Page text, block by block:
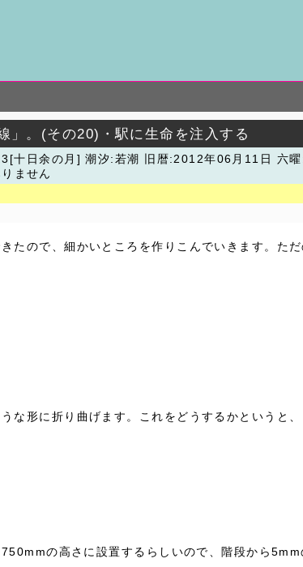
」。(その20)・駅に生命を注入する
十日余の月] 潮汐:若潮
旧暦:2012年06月11日 六曜
ません
たので、細かいところを作りこんでいきます。
な形に折り曲げます。これをどうするかというと、
の高さに設置するらしいので、階段から